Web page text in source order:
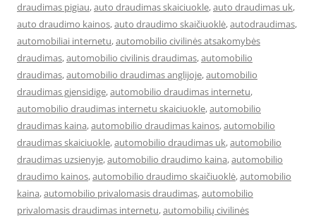
draudimas pigiau,auto draudimas skaiciuokle,auto draudimas uk,
auto draudimo kainos,auto draudimo skaičiuoklė,autodraudimas,
automobiliai internetu,automobilio civilinės atsakomybės
draudimas,automobilio civilinis draudimas,automobilio
draudimas,automobilio draudimas anglijoje,automobilio
draudimas gjensidige,automobilio draudimas internetu,
automobilio draudimas internetu skaiciuokle,automobilio
draudimas kaina,automobilio draudimas kainos,automobilio
draudimas skaiciuokle,automobilio draudimas uk,automobilio
draudimas uzsienyje,automobilio draudimo kaina,automobilio
draudimo kainos,automobilio draudimo skaičiuoklė,automobilio
kaina,automobilio privalomasis draudimas,automobilio
privalomasis draudimas internetu,automobilių civilinės